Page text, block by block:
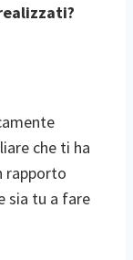
che ti ha
rapporto
sia tu a fare